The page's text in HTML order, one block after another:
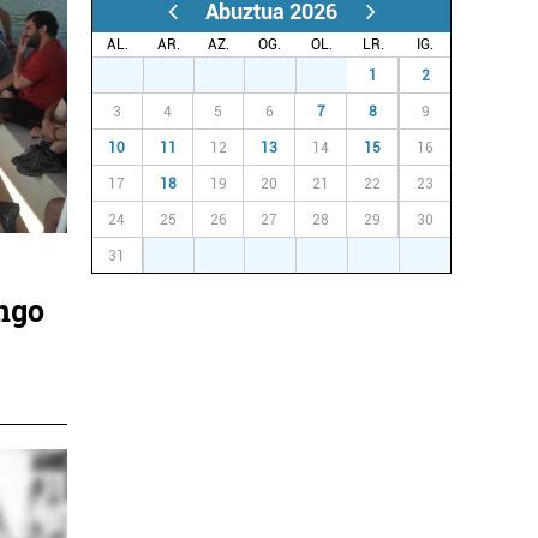
Abuztua 2026
AL. AR. AZ. OG. OL. LR.
IG.
1 2
3 4 5 6 7 8 9
10 11 12 13 14 15 16
17 18 19 20 21 22 23
24 25 26 27 28 29 30
31